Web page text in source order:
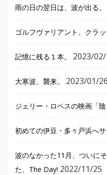
雨の日の翌日は、波が出る。
ゴルフヴァリアント、クラッ
記憶に残る１本。 2023/
大寒波、襲来。 2023/01/26
ジェリー・ロペスの映画「陰
初めての伊豆・多々戸浜へ
波のなかった11月、ついに
た、The Day! 2022/11/25